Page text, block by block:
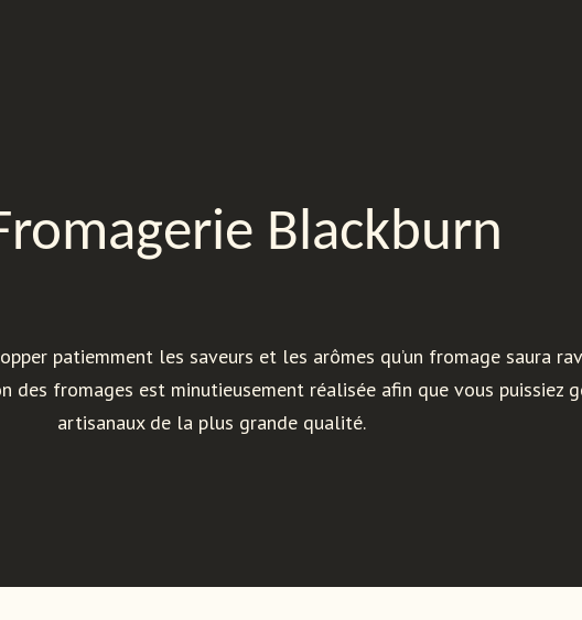
Blackburn
patiemment les saveurs et les arômes qu’un fromage saura
des fromages est minutieusement réalisée afin que vous puissiez
artisanaux de la plus grande qualité.